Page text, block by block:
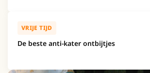
VRIJE TIJD
De beste anti-kater ontbijtjes